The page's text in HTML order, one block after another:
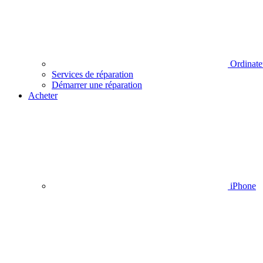
Services de réparation
Démarrer une réparation
Acheter
iPhone